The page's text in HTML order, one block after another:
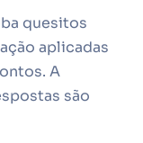
quesitos
aplicadas
A
são